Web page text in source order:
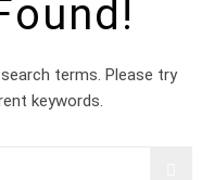
terms. Please try
keywords.